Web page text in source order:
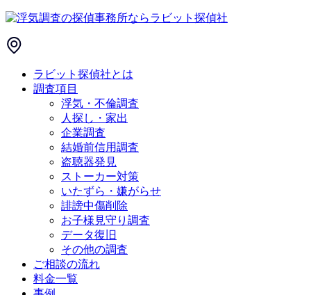
ラビット探偵社とは
調査項目
浮気・不倫調査
人探し・家出
企業調査
結婚前信用調査
盗聴器発見
ストーカー対策
いたずら・嫌がらせ
誹謗中傷削除
お子様見守り調査
データ復旧
その他の調査
ご相談の流れ
料金一覧